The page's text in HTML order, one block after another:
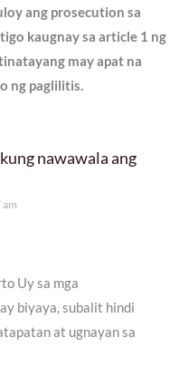
ang prosecution sa
kaugnay sa article 1 ng
may apat na
ng paglilitis.
nawawala ang
Uy sa mga
biyaya, subalit hindi
at ugnayan sa